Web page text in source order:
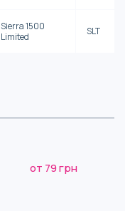
Sierra 1500
Limited
SLT
от 79 грн